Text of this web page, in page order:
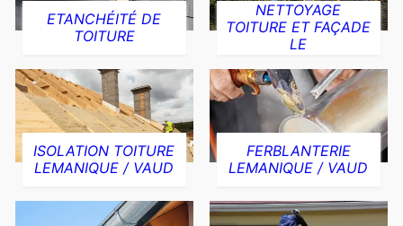
ETANCHÉITÉ DE
TOITURE
NETTOYAGE
TOITURE ET FAÇADE
LE
ISOLATION TOITURE
LEMANIQUE / VAUD
FERBLANTERIE
LEMANIQUE / VAUD